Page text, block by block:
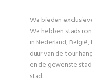
We bieden
We hebben stads
in Nederland, België,
duur van de tour
en de gewenste
stad.